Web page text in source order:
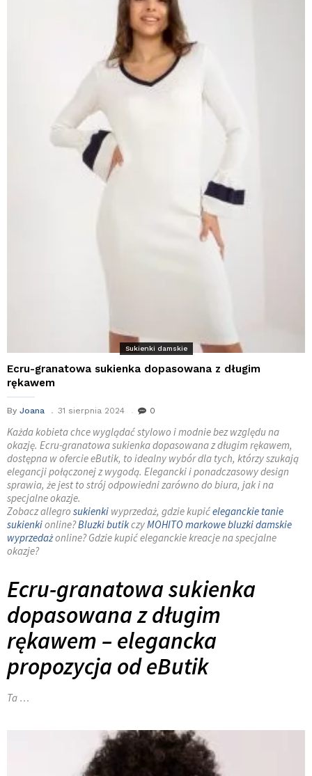
Sukienki damskie
Ecru-granatowa sukienka dopasowana z długim
rękawem
By Joana 31 sierpnia 2024 0
Każda kobieta chce wyglądać stylowo i modnie bez względu na
okazję. Ecru-granatowa sukienka dopasowana z długim rękawem,
dostępna w ofercie eButik, to idealny wybór dla tych, którzy szukają
elegancji połączonej z wygodą. Elegancki i ponadczasowy design
sprawia, że jest to strój odpowiedni zarówno do biura, jak i na
specjalne okazje.
Zobacz allegro sukienki wyprzedaż, gdzie kupićeleganckie tanie
sukienkionline?Bluzki butikczyMOHITO markowe bluzki damskie
wyprzedażonline? Gdzie kupić eleganckie kreacje na specjalne
okazje?
Ecru-granatowa sukienka
dopasowana z długim
rękawem – elegancka
propozycja od eButik
Ta …